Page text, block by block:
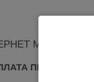
МАГАЗИНА
ПРИ